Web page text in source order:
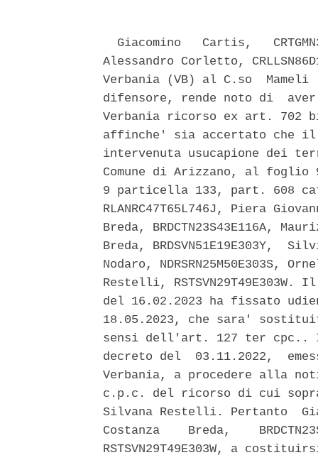
Giacomino   Cartis,
Alessandro Corletto,
Verbania (VB) al C.so
difensore, rende noto di
Verbania ricorso ex art.
affinche' sia accertato che
intervenuta usucapione dei
Comune di Arizzano, al
9 particella 133, part. 608
RLANRC47T65L746J, Piera
Breda, BRDCTN23S43E116A,
Breda, BRDSVN51E19E303Y,
Nodaro, NDRSRN25M50E303S,
Restelli,
del 16.02.2023 ha fissato
18.05.2023, che sara'
sensi dell'art. 127 ter cpc..
decreto del  03.11.2022,
Verbania, a procedere alla
c.p.c. del ricorso di cui
Silvana Restelli. Pertanto
Costanza    Breda,
RSTSVN29T49E303W, a